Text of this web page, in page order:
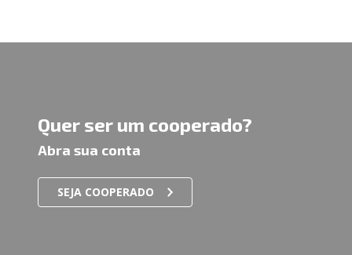
Quer ser um cooperado?
Abra sua conta
SEJA COOPERADO